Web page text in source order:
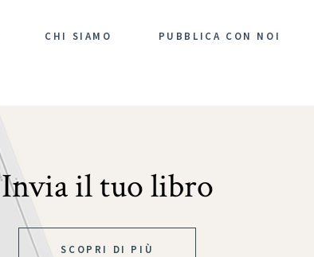
CHI SIAMO PUBBLICA CON NOI
Invia il tuo libro
SCOPRI DI PIÙ